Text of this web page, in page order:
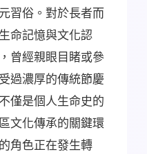
習俗。對於長者而
命記憶與文化認
曾經親眼目睹或參
過濃厚的傳統節慶
僅是個人生命史的
文化傳承的關鍵環
角色正在發生轉